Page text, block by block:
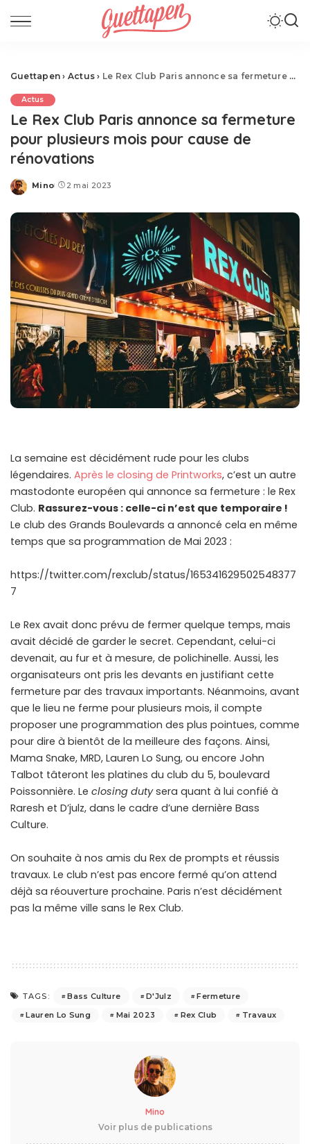
Guettapen › Actus › Le Rex Club Paris annonce sa fermeture pour plusieurs mois pour cause de rénovations
Actus
Le Rex Club Paris annonce sa fermeture
pour plusieurs mois pour cause de
rénovations
Posted
Mino 2 mai 2023
La semaine est décidément rude pour les clubs
légendaires. Après le closing de Printworks, c’est un autre
mastodonte européen qui annonce sa fermeture : le Rex
Club. Rassurez-vous : celle-ci n’est que temporaire !
Le club des Grands Boulevards a annoncé cela en même
temps que sa programmation de Mai 2023 :
https://twitter.com/rexclub/status/165341629502548377
7
Le Rex avait donc prévu de fermer quelque temps, mais
avait décidé de garder le secret. Cependant, celui-ci
devenait, au fur et à mesure, de polichinelle. Aussi, les
organisateurs ont pris les devants en justifiant cette
fermeture par des travaux importants. Néanmoins, avant
que le lieu ne ferme pour plusieurs mois, il compte
proposer une programmation des plus pointues, comme
pour dire à bientôt de la meilleure des façons. Ainsi,
Mama Snake, MRD, Lauren Lo Sung, ou encore John
Talbot tâteront les platines du club du 5, boulevard
Poissonnière. Le closing dutysera quant à lui confié à
Raresh et D’julz, dans le cadre d’une dernière Bass
Culture.
On souhaite à nos amis du Rex de prompts et réussis
travaux. Le club n’est pas encore fermé qu’on attend
déjà sa réouverture prochaine. Paris n’est décidément
pas la même ville sans le Rex Club.
TAGS: Bass Culture D'Julz
Fermeture
Lauren Lo Sung
Mai 2023 Rex Club Travaux
Mino
Voir plus de publications